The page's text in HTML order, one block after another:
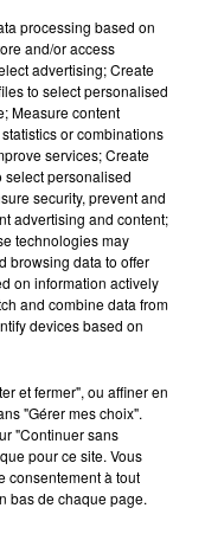
un énorme
emblématiques
l’ordinateurreste un
savoureuses.
culte. Dorothée,
Collector du Joursur
du refus du
votre accord
dessous.
processing based on
and/or access
advertising; Create
to select personalised
Measure content
or combinations
services; Create
select personalised
security, prevent and
advertising and content;
technologies may
browsing data to offer
on information actively
and combine data from
devices based on
et fermer", ou affiner en
"Gérer mes choix".
"Continuer sans
pour ce site. Vous
consentement à tout
bas de chaque page.